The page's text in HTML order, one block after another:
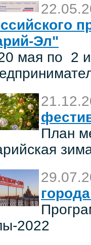
Эл"
мая по 2
План
2022